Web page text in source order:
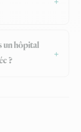
un hôpital
?